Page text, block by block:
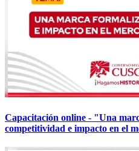
Capacitación online - "Una
competitividad e impacto en el